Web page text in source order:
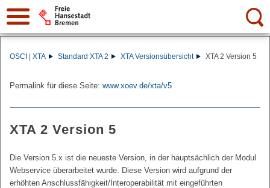
Suche:
OSCI | XTA Standard XTA 2 XTA Versionsübersicht XTA 2 Version 5
Permalink für diese Seite: www.xoev.de/xta/v5
XTA 2 Version 5
Die Version 5.x ist die neueste Version, in der hauptsächlich der Modul
Webservice überarbeitet wurde. Diese Version wird aufgrund der
erhöhten Anschlussfähigkeit/Interoperabilität mit eingeführten